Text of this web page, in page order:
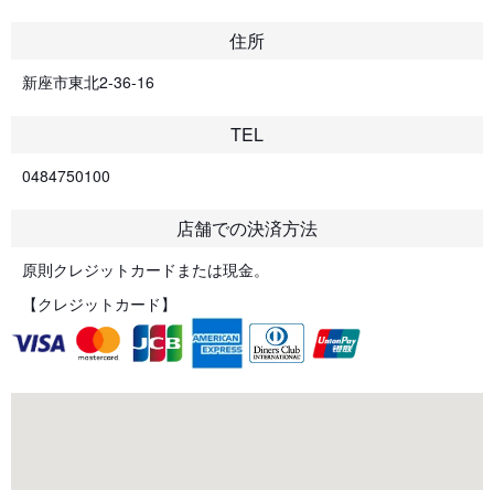
住所
新座市東北2-36-16
TEL
0484750100
店舗での決済方法
原則クレジットカードまたは現金。
【クレジットカード】